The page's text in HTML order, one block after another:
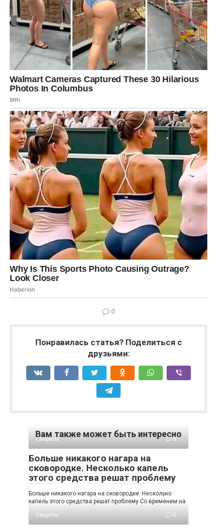
0
Понравилась статья? Поделиться с
друзьями:
Вам также может быть интересно
Секреты 0
Больше никакого нагара на
сковородке. Несколько капель
этого средства решат проблему
Больше никакого нагара на сковородке. Несколько
капель этого средства решат проблему Со временем на
Секреты
0